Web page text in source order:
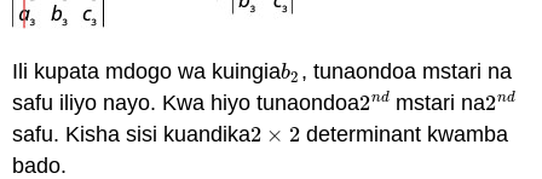
Ili kupata mdogo wa kuingiab2
b2, tunaondoa mstari na
safu iliyo nayo. Kwa hiyo tunaondoa2nd
2nd mstari na2nd
2nd
safu. Kisha sisi kuandika2 × 2
2 ×2
determinant kwamba
bado.